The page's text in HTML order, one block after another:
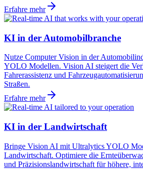
Erfahre mehr
KI in der Automobilbranche
Nutze Computer Vision in der
YOLO Modellen. Vision AI steigert die
Fahrerassistenz und
Straßen.
Erfahre mehr
KI in der Landwirtschaft
Bringe Vision AI mit Ultralytics YOLO
Landwirtschaft. Optimiere die
und Präzisionslandwirtschaft für höhere,